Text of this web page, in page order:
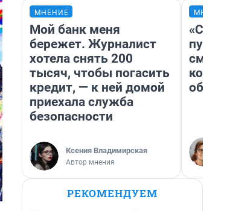
МНЕНИЕ
Мой банк меня
бережет. Журналист
хотела снять 200
тысяч, чтобы погасить
кредит, — к ней домой
приехала служба
безопасности
Ксения Владимирская
Автор мнения
РЕКОМЕНДУЕМ